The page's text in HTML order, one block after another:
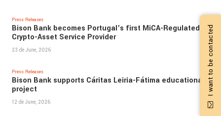
Press Releases
Bison Bank becomes Portugal’s first MiCA-Regulated
Crypto-Asset Service Provider
23 de June, 2026
Press Releases
Bison Bank supports Cáritas Leiria-Fátima educational
project
12 de June, 2026
I want to be contacted